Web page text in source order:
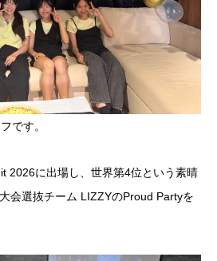
です。
2026に出場し、世界第4位という素晴
会選抜チーム LIZZYのProud Partyを